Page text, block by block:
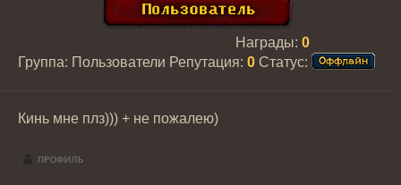
Группа: Пользователи
Награды: 0
Репутация: 0 Статус:
Кинь мне плз))) + не пожалею)